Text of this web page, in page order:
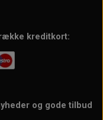
kreditkort:
og gode tilbud